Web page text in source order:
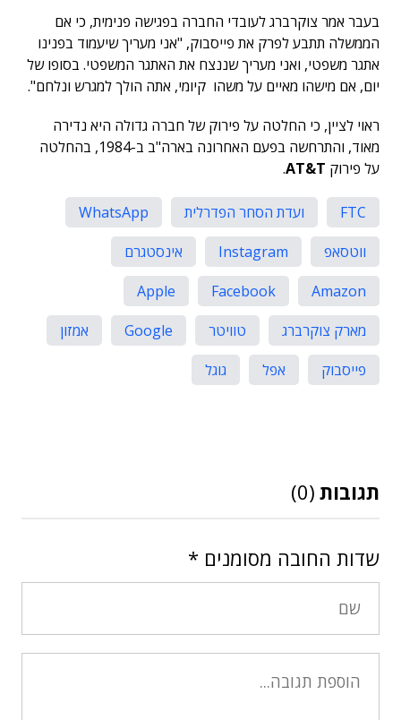
בעבר אמר צוקרברג לעובדי החברה בפגישה פנימית, כי אם
הממשלה תתבע לפרק את פייסבוק, "אני מעריך שיעמוד בפנינו
אתגר משפטי, ואני מעריך שננצח את האתגר המשפטי. בסופו של
יום, אם מישהו מאיים על משהו קיומי, אתה הולך למגרש ונלחם".
ראוי לציין, כי החלטה על פירוק של חברה גדולה היא נדירה
מאוד, והתרחשה בפעם האחרונה בארה"ב ב-1984, בהחלטה
על פירוק AT&T
.
FTC ועדת הסחר הפדרלית
WhatsApp
ווטסאפ
Instagram
אינסטגרם
Amazon
Facebook
Apple
מארק צוקרברג
טוויטר Google
אמזון
פייסבוק
אפל גוגל
תגובות (0)
שדות החובה מסומנים *